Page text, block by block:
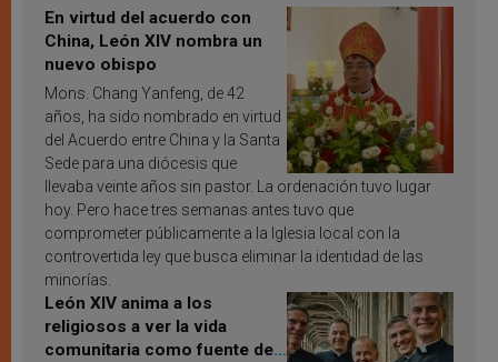
En virtud del acuerdo con
China, León XIV nombra un
nuevo obispo
Mons. Chang Yanfeng, de 42
años, ha sido nombrado en virtud
del Acuerdo entre China y la Santa
Sede para una diócesis que
llevaba veinte años sin pastor. La ordenación tuvo lugar
hoy. Pero hace tres semanas antes tuvo que
comprometer públicamente a la Iglesia local con la
controvertida ley que busca eliminar la identidad de las
minorías.
León XIV anima a los
religiosos a ver la vida
comunitaria como fuente de